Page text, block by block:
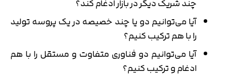
آیا می‌توانیم دو یا چند خصیصه در یک پروسه تولید
را با هم ترکیب کنیم؟
آیا می‌توانیم دو فناوری متفاوت و مستقل را با هم
ادغام و ترکیب کنیم؟